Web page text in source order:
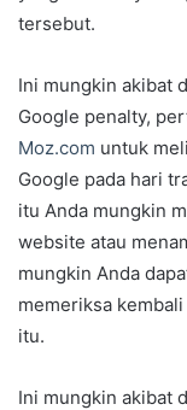
tersebut.
Ini mungkin akibat
Google penalty,
Moz.com untuk
Google pada hari
itu Anda mungkin
website atau
mungkin Anda
memeriksa
itu.
Ini mungkin akibat